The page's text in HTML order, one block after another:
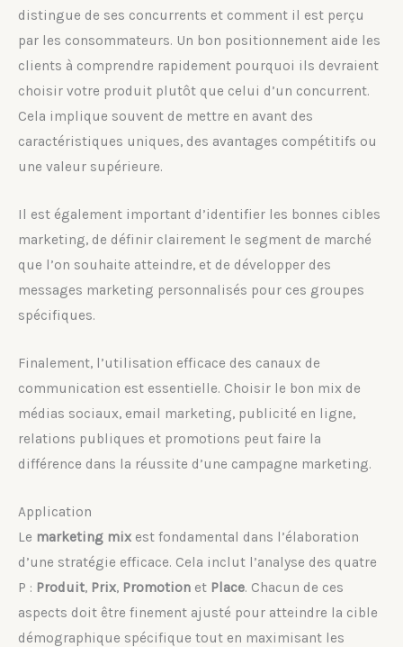
distingue de ses concurrents et comment il est perçu
par les consommateurs. Un bon positionnement aide les
clients à comprendre rapidement pourquoi ils devraient
choisir votre produit plutôt que celui d’un concurrent.
Cela implique souvent de mettre en avant des
caractéristiques uniques, des avantages compétitifs ou
une valeur supérieure.
Il est également important d’identifier les bonnes cibles
marketing, de définir clairement le segment de marché
que l’on souhaite atteindre, et de développer des
messages marketing personnalisés pour ces groupes
spécifiques.
Finalement, l’utilisation efficace des canaux de
communication est essentielle. Choisir le bon mix de
médias sociaux, email marketing, publicité en ligne,
relations publiques et promotions peut faire la
différence dans la réussite d’une campagne marketing.
Application
Le marketing mix est fondamental dans l’élaboration
d’une stratégie efficace. Cela inclut l’analyse des quatre
P : Produit, Prix, Promotion et Place. Chacun de ces
aspects doit être finement ajusté pour atteindre la cible
démographique spécifique tout en maximisant les